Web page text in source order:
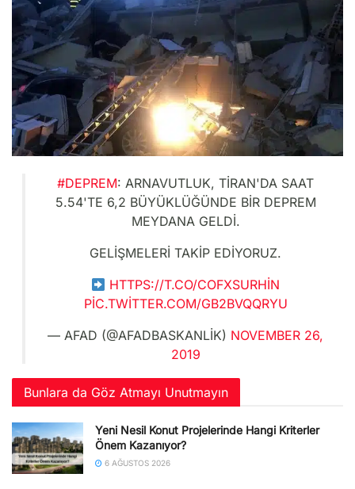
#DEPREM: ARNAVUTLUK, TIRAN'DA SAAT
5.54'TE 6,2 BÜYÜKLÜĞÜNDE BIR DEPREM
MEYDANA GELDI.
GELIŞMELERI TAKIP EDIYORUZ.
HTTPS://T.CO/COFXSURHIN
PIC.TWITTER.COM/GB2BVQQRYU
— AFAD (@AFADBASKANLIK) NOVEMBER 26,
2019
Bunlara da Göz Atmayı Unutmayın
Yeni Nesil Konut Projelerinde Hangi Kriterler
Önem Kazanıyor?
6 AĞUSTOS 2026